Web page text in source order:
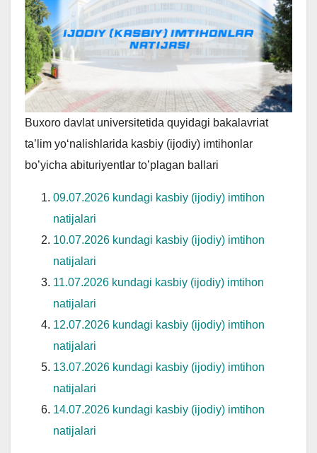
Buxoro davlat universitetida quyidagi bakalavriat
ta’lim yo‘nalishlarida kasbiy (ijodiy) imtihonlar
bo’yicha abituriyentlar to’plagan ballari
09.07.2026 kundagi kasbiy (ijodiy) imtihon
natijalari
10.07.2026 kundagi kasbiy (ijodiy) imtihon
natijalari
11.07.2026 kundagi kasbiy (ijodiy) imtihon
natijalari
12.07.2026 kundagi kasbiy (ijodiy) imtihon
natijalari
13.07.2026 kundagi kasbiy (ijodiy) imtihon
natijalari
14.07.2026 kundagi kasbiy (ijodiy) imtihon
natijalari